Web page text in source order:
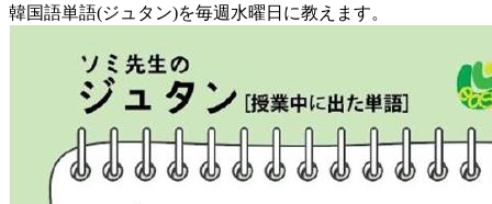
韓国語単語(ジュタン)を毎週水曜日に教えます。